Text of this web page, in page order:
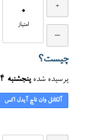
0
امتیاز
چیست؟
پرسیده شده پنجشنبه ۱۴ فروردین ۱۳۹۳
آلکاتل وان تاچ آیدل اکس